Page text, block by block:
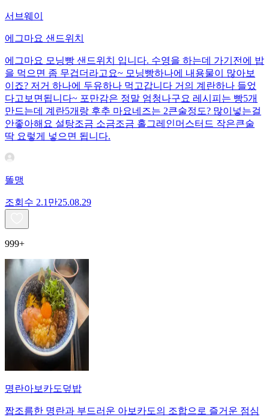
서브웨이
에그마요 샌드위치
에그마요 모닝빵 샌드위치 입니다. 수영을 하는데 가기전에 밥
을 먹으면 좀 무겁더라고요~ 모닝빵하나에 내용물이 많아보
이죠? 저거 하나에 두유하나 먹고갑니다 거의 계란하나 들었
다고보면됩니다~ 포만감은 정말 엄청나구요 레시피는 빵5개
만드는데 계란5개랑 후추 마요네즈는 2큰술정도? 많이넣는걸
안좋아해요 설탕조금 소금조금 홀그레인머스터드 작은큰술
딱 요렇게 넣으면 됩니다.
똘맹
조회수 2.1만25.08.29
999+
명란아보카도덮밥
짭조름한 명란과 부드러운 아보카도의 조합으로 즐거운 점심